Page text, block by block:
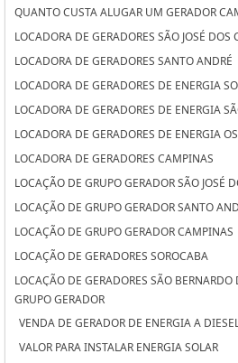
QUANTO CUSTA ALUGAR UM GERADOR
LOCADORA DE GERADORES SÃO JOSÉ DOS
LOCADORA DE GERADORES SANTO ANDRÉ
LOCADORA DE GERADORES DE ENERGIA
LOCADORA DE GERADORES DE ENERGIA
LOCADORA DE GERADORES DE ENERGIA
LOCADORA DE GERADORES CAMPINAS
LOCAÇÃO DE GRUPO GERADOR SÃO JOSÉ
LOCAÇÃO DE GRUPO GERADOR SANTO
LOCAÇÃO DE GRUPO GERADOR CAMPINAS
LOCAÇÃO DE GERADORES SOROCABA
LOCAÇÃO DE GERADORES SÃO
LOCAÇÃO DE GERADORES PARA
LOCAÇÃO DE GERADORES PARA
CAMPO
GRUPO GERADOR
VENDA DE GERADOR DE ENERGIA A
VALOR PARA INSTALAR ENERGIA SOLAR